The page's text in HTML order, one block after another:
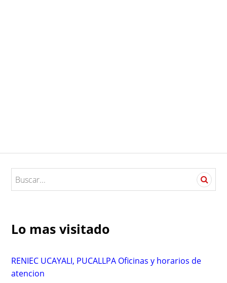
S
e
c
h
o
r
Lo mas visitado
RENIEC UCAYALI, PUCALLPA Oficinas y horarios de
atencion